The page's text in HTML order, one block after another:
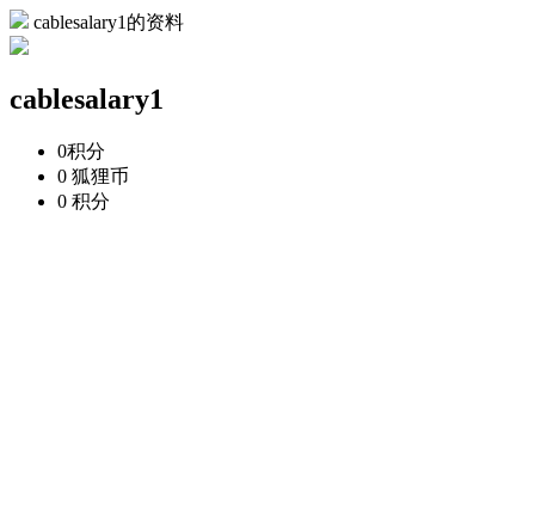
cablesalary1的资料
cablesalary1
0积分
0 狐狸币
0 积分